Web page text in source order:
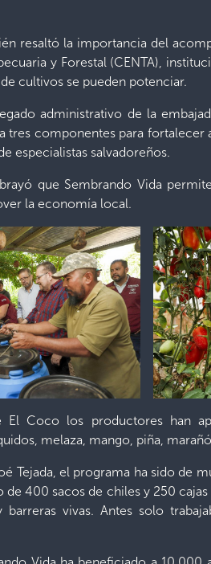
resaltó la importancia del
y Forestal (CENTA),
cultivos se pueden potenciar.
administrativo de la
tres componentes para
especialistas salvadoreños.
que Sembrando Vida
la economía local.
El Coco los productores han
melaza, mango, piña,
Tejada, el programa ha sido de
400 sacos de chiles y 250
barreras vivas. Antes solo